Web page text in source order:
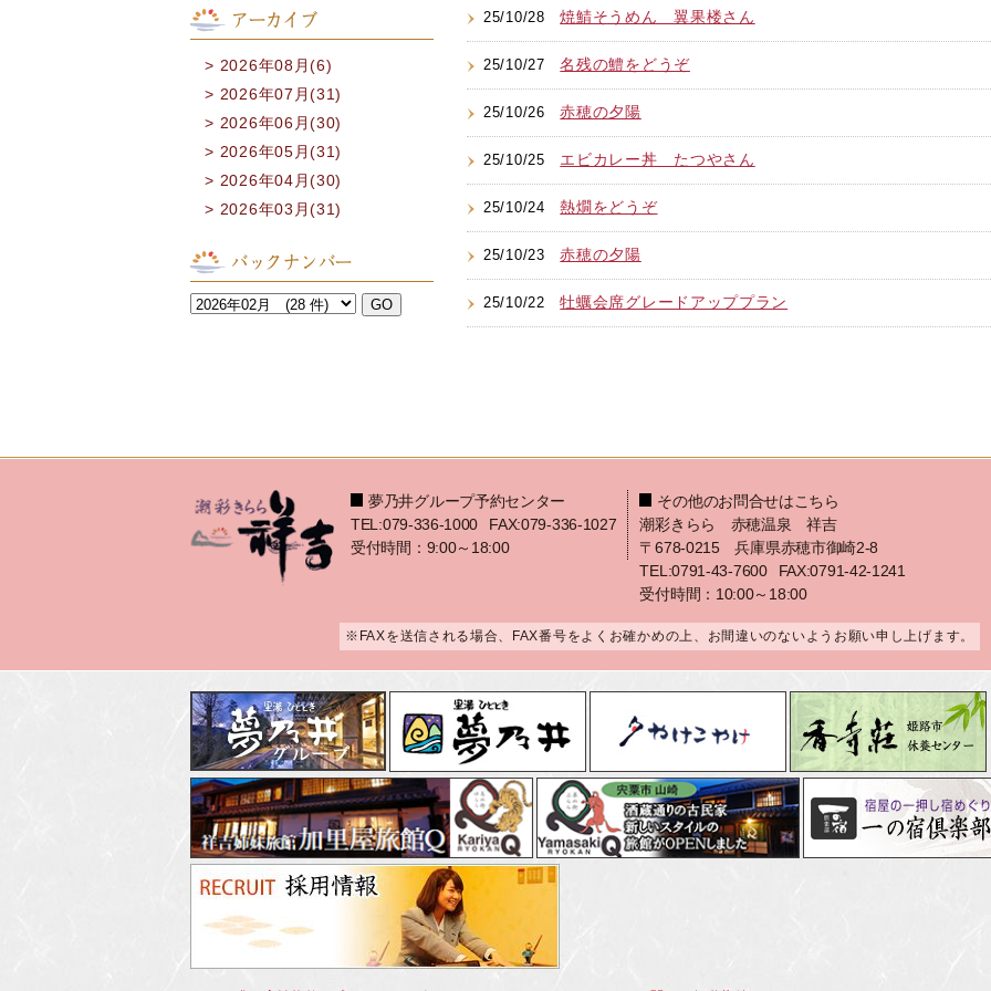
25/10/28焼鯖そうめん 翼果楼さん
25/10/27名残の鱧をどうぞ
25/10/26赤穂の夕陽
25/10/25 エビカレー丼 たつやさん
25/10/24熱燗をどうぞ
25/10/23赤穂の夕陽
25/10/22牡蠣会席グレードアッププラン
アーカイブ
2026年08月(6)
2026年07月(31)
2026年06月(30)
2026年05月(31)
2026年04月(30)
2026年03月(31)
バックナンバー
夢乃井グループ予約センター
TEL:079-336-1000
FAX:079-336-1027
受付時間：9:00～18:00
その他のお問合せはこちら
潮彩きらら 赤穂温泉 祥吉
〒678-0215 兵庫県赤穂市御崎2-8
TEL:0791-43-7600
FAX:0791-42-1241
受付時間：10:00～18:00
※FAXを送信される場合、FAX番号をよくお確かめの上、お間違いのないようお願い申し上げます。